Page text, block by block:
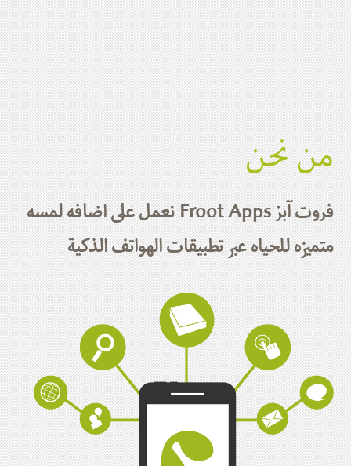
من نحن
فروت آبز Froot Apps نعمل على اضافه لمسه
متميزه للحياه عبر تطبيقات الهواتف الذكية